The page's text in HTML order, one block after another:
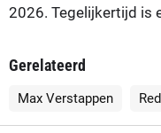
2026. Tegelijkertijd is
Gerelateerd
Max Verstappen